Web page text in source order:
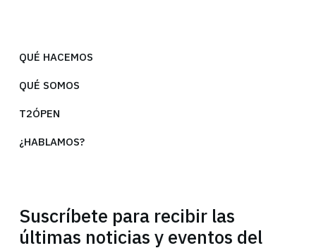
QUÉ HACEMOS
QUÉ SOMOS
T2ÓPEN
¿HABLAMOS?
Suscríbete para recibir las
últimas noticias y eventos del